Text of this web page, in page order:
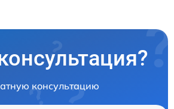
консультацию